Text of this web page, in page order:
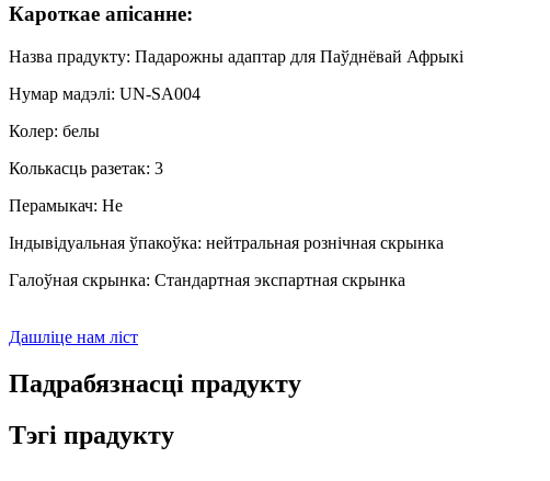
Кароткае апісанне:
Назва прадукту: Падарожны адаптар для Паўднёвай Афрыкі
Нумар мадэлі: UN-SA004
Колер: белы
Колькасць разетак: 3
Перамыкач: Не
Індывідуальная ўпакоўка: нейтральная рознічная скрынка
Галоўная скрынка: Стандартная экспартная скрынка
Дашліце нам ліст
Падрабязнасці прадукту
Тэгі прадукту